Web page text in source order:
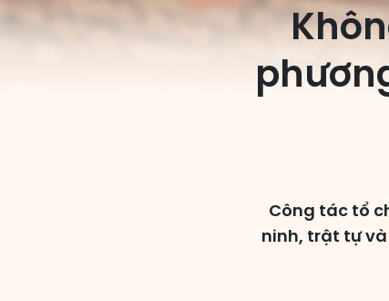
Công tác tổ
ninh, trật tự